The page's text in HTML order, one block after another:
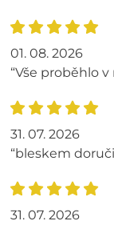
01. 08. 2026
“Vše proběhlo
31. 07. 2026
“bleskem
31. 07. 2026